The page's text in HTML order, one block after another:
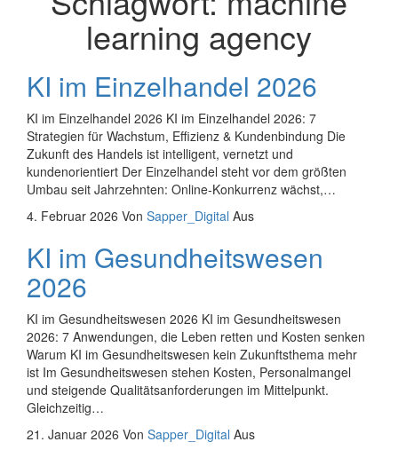
learning agency
KI im Einzelhandel 2026
KI im Einzelhandel 2026 KI im Einzelhandel 2026: 7
Strategien für Wachstum, Effizienz & Kundenbindung Die
Zukunft des Handels ist intelligent, vernetzt und
kundenorientiert Der Einzelhandel steht vor dem größten
Umbau seit Jahrzehnten: Online‑Konkurrenz wächst,…
4. Februar 2026 Von Sapper_Digital Aus
KI im Gesundheitswesen
2026
KI im Gesundheitswesen 2026 KI im Gesundheitswesen
2026: 7 Anwendungen, die Leben retten und Kosten senken
Warum KI im Gesundheitswesen kein Zukunftsthema mehr
ist Im Gesundheitswesen stehen Kosten, Personalmangel
und steigende Qualitätsanforderungen im Mittelpunkt.
Gleichzeitig…
21. Januar 2026 Von Sapper_Digital Aus